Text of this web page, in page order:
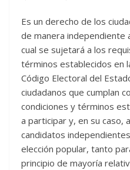
Es un derecho de los
de manera independiente
cual se sujetará a los
términos establecidos en
Código Electoral del
ciudadanos que cumplan
condiciones y términos
a participar y, en su caso,
candidatos
elección popular, tanto
principio de mayoría